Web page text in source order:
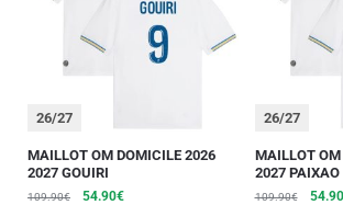
26/27
MAILLOT OM DOMICILE 2026
2027 GOUIRI
109.90€ 54.90€
26/27
MAILLOT
2027 PAIXAO
109.90€ 54.90